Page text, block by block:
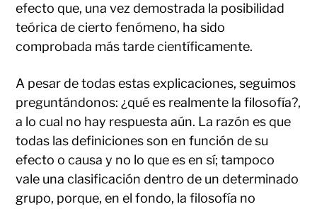
efecto que, una vez demostrada la posibilidad
teórica de cierto fenómeno, ha sido
comprobada más tarde científicamente.
A pesar de todas estas explicaciones, seguimos
preguntándonos: ¿qué es realmente la filosofía?,
a lo cual no hay respuesta aún. La razón es que
todas las definiciones son en función de su
efecto o causa y no lo que es en sí; tampoco
vale una clasificación dentro de un determinado
grupo, porque, en el fondo, la filosofía no